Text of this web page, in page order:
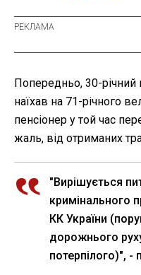
Попередньо, 30-річний
наїхав на 71-річного
пенсіонер у той час
жаль, від отриманих
"Вирішується
кримінального
КК України
дорожнього
потерпілого)", -